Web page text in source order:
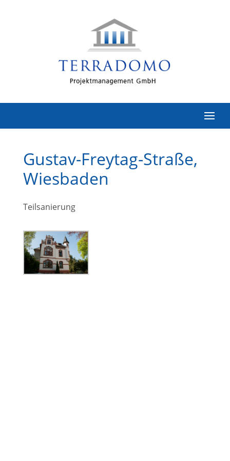
Gustav-Freytag-Straße,
Wiesbaden
Teilsanierung